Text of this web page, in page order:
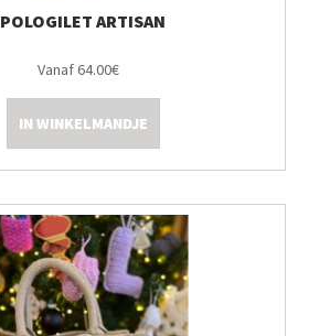
POLOGILET ARTISAN
Vanaf 64.00€
IN WINKELMANDJE